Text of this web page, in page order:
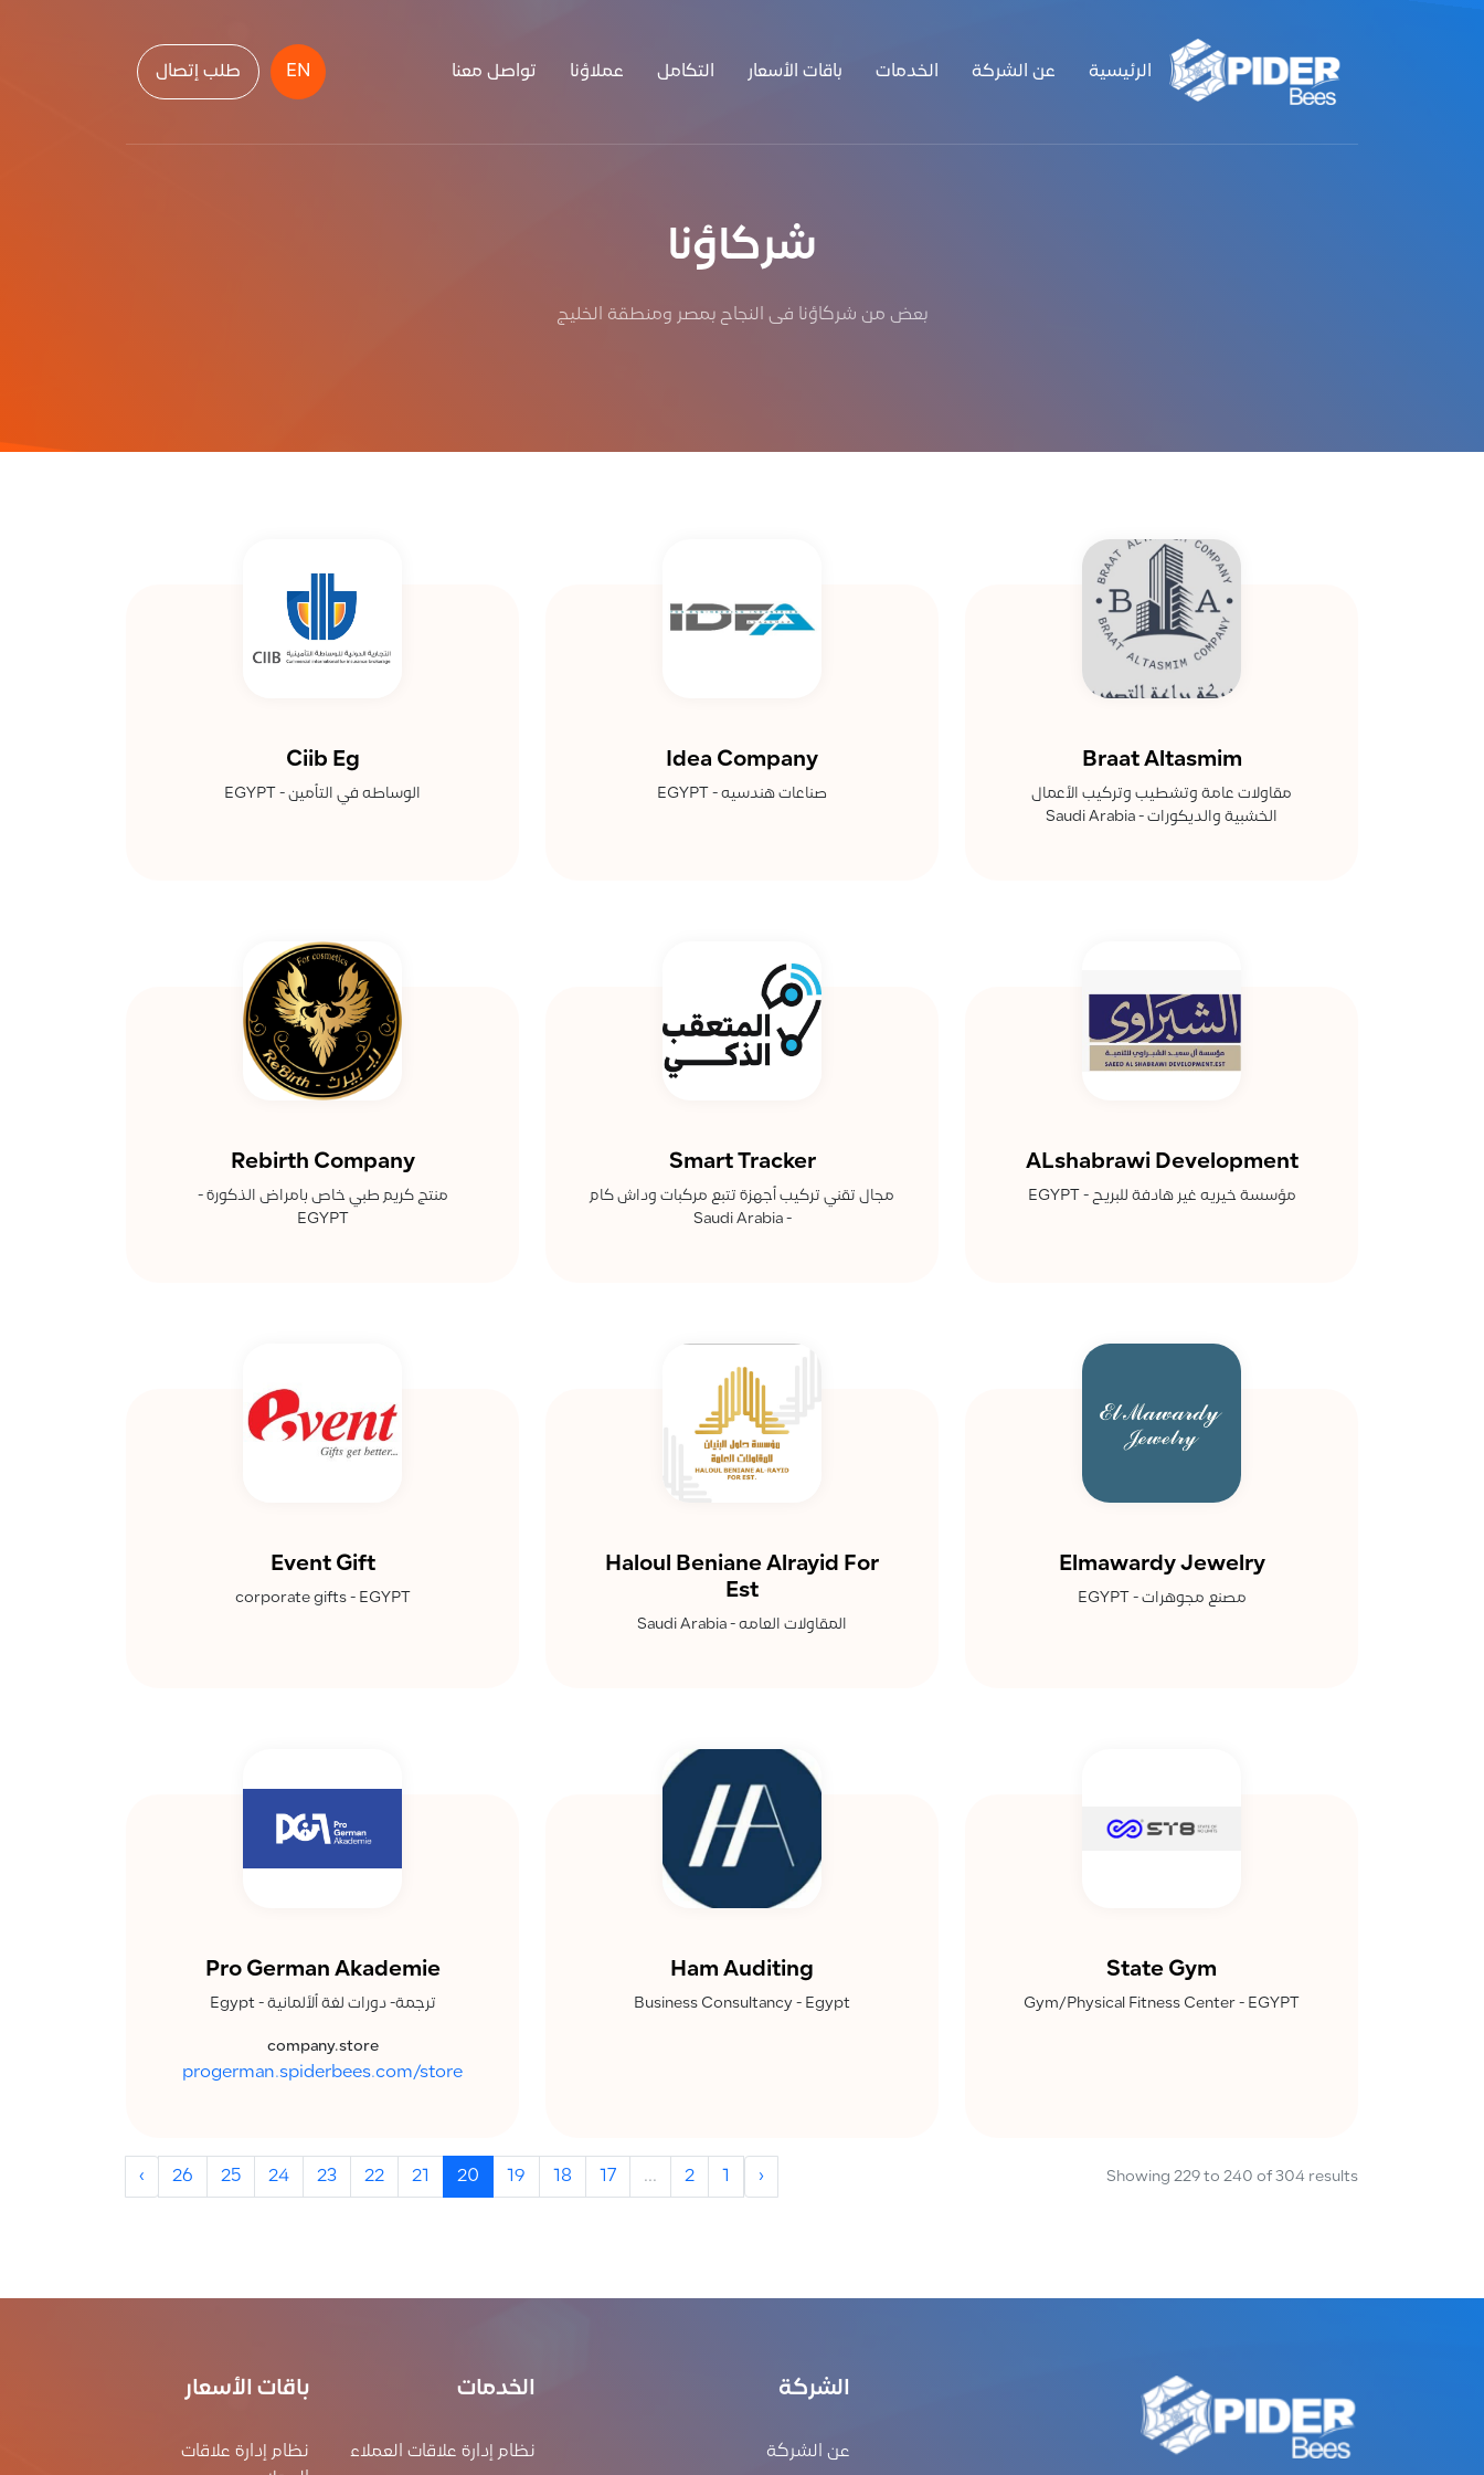
الرئيسية عن الشركة الخدمات باقات الأسعار التكامل عملاؤنا تواصل معنا EN طلب إتصال
شركاؤنا
بعض من شركاؤنا فى النجاح بمصر ومنطقة الخليج
Braat Altasmim
مقاولات عامة وتشطيب وتركيب الأعمال
الخشبية والديكورات - Saudi Arabia
Idea Company
صناعات هندسيه - EGYPT
Ciib Eg
الوساطه في التأمين - EGYPT
ALshabrawi Development
مؤسسة خيريه غير هادفة للبريح - EGYPT
Smart Tracker
مجال تقني تركيب أجهزة تتبع مركبات وداش كام
- Saudi Arabia
Rebirth Company
منتج كريم طبي خاص بامراض الذكورة -
EGYPT
Elmawardy Jewelry
مصنع مجوهرات - EGYPT
Haloul Beniane Alrayid For
Est
المقاولات العامه - Saudi Arabia
Event Gift
corporate gifts - EGYPT
State Gym
Gym/Physical Fitness Center - EGYPT
Ham Auditing
Business Consultancy - Egypt
Pro German Akademie
ترجمة- دورات لغة ألألمانية - Egypt
company.store
progerman.spiderbees.com/store
Showing 229 to 240 of 304 results
‹
2
...
17
18
19
20
21
22
23
24
25
26
›
الشركة
عن الشركة
الخدمات
نظام إدارة علاقات العملاء
باقات الأسعار
نظام إدارة علاقات